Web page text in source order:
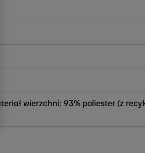
wierzchni: 93% poliester (z